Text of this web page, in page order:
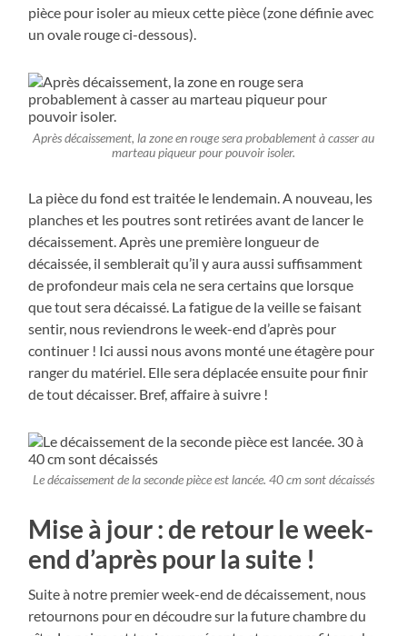
pièce pour isoler au mieux cette pièce (zone définie avec
un ovale rouge ci-dessous).
Après décaissement, la zone en rouge sera probablement à casser au
marteau piqueur pour pouvoir isoler.
La pièce du fond est traitée le lendemain. A nouveau, les
planches et les poutres sont retirées avant de lancer le
décaissement. Après une première longueur de
décaissée, il semblerait qu’il y aura aussi suffisamment
de profondeur mais cela ne sera certains que lorsque
que tout sera décaissé. La fatigue de la veille se faisant
sentir, nous reviendrons le week-end d’après pour
continuer ! Ici aussi nous avons monté une étagère pour
ranger du matériel. Elle sera déplacée ensuite pour finir
de tout décaisser. Bref, affaire à suivre !
Le décaissement de la seconde pièce est lancée. 40 cm sont décaissés
Mise à jour : de retour le week-
end d’après pour la suite !
Suite à notre premier week-end de décaissement, nous
retournons pour en découdre sur la future chambre du